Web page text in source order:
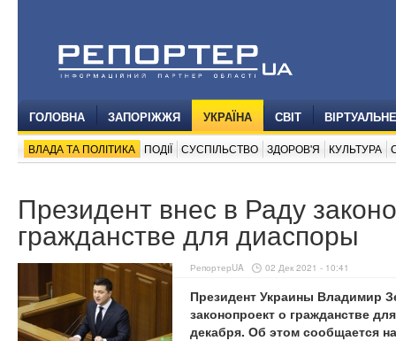
ГОЛОВНА ЗАПОРІЖЖЯ УКРАЇНА СВІТ
ВЛАДА ТА ПОЛІТИКА ПОДІЇ СУСПІЛЬСТВО ЗДОРОВ'Я КУЛЬТУРА
Президент внес в Раду
гражданстве для диаспоры
РепортерUA 02 Дек 2021 - 10:41
Президент Украины Владимир
законопроект о гражданстве
декабря. Об этом сообщается